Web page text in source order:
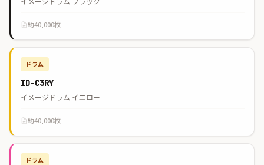
約40,000枚
ドラム
ID-C3RY
イメージドラム イエロー
約40,000枚
ドラム